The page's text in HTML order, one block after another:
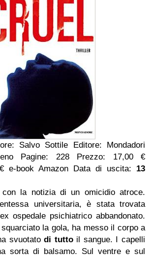
Salvo Sottile Editore: Mondadori
Pagine: 228 Prezzo: 17,00 €
e-book Amazon Data di uscita: 13
la notizia di un omicidio atroce.
universitaria, è stata trovata
ospedale psichiatrico abbandonato.
la gola, ha messo il corpo a
svuotatodi tuttoil sangue. I capelli
sorta di balsamo. Sul ventre e sul